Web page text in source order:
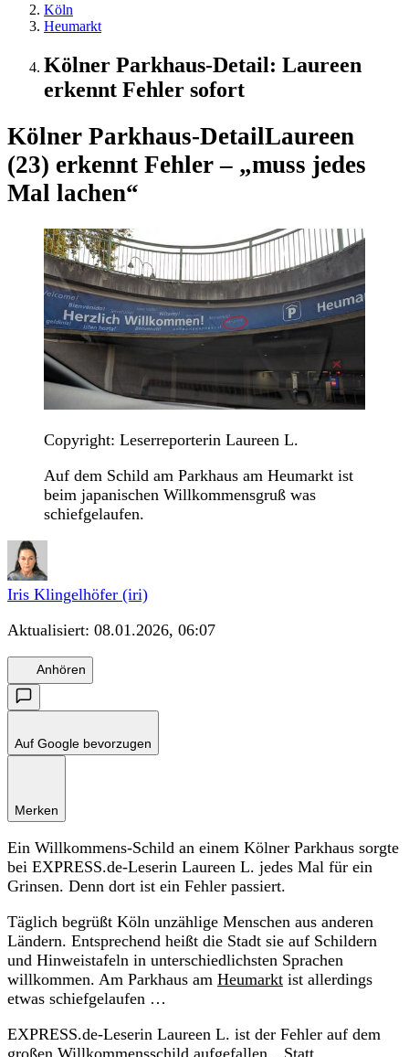
Köln
Heumarkt
Kölner Parkhaus-Detail: Laureen
erkennt Fehler sofort
Kölner Parkhaus-DetailLaureen
(23) erkennt Fehler – „muss jedes
Mal lachen“
Copyright: Leserreporterin Laureen L.
Auf dem Schild am Parkhaus am Heumarkt ist
beim japanischen Willkommensgruß was
schiefgelaufen.
Iris Klingelhöfer (iri)
Aktualisiert: 08.01.2026, 06:07
Anhören
Auf Google bevorzugen
Merken
Ein Willkommens-Schild an einem Kölner Parkhaus sorgte
bei EXPRESS.de-Leserin Laureen L. jedes Mal für ein
Grinsen. Denn dort ist ein Fehler passiert.
Täglich begrüßt Köln unzählige Menschen aus anderen
Ländern. Entsprechend heißt die Stadt sie auf Schildern
und Hinweistafeln in unterschiedlichsten Sprachen
willkommen. Am Parkhaus am Heumarkt ist allerdings
etwas schiefgelaufen …
EXPRESS.de-Leserin Laureen L. ist der Fehler auf dem
großen Willkommensschild aufgefallen. „Statt